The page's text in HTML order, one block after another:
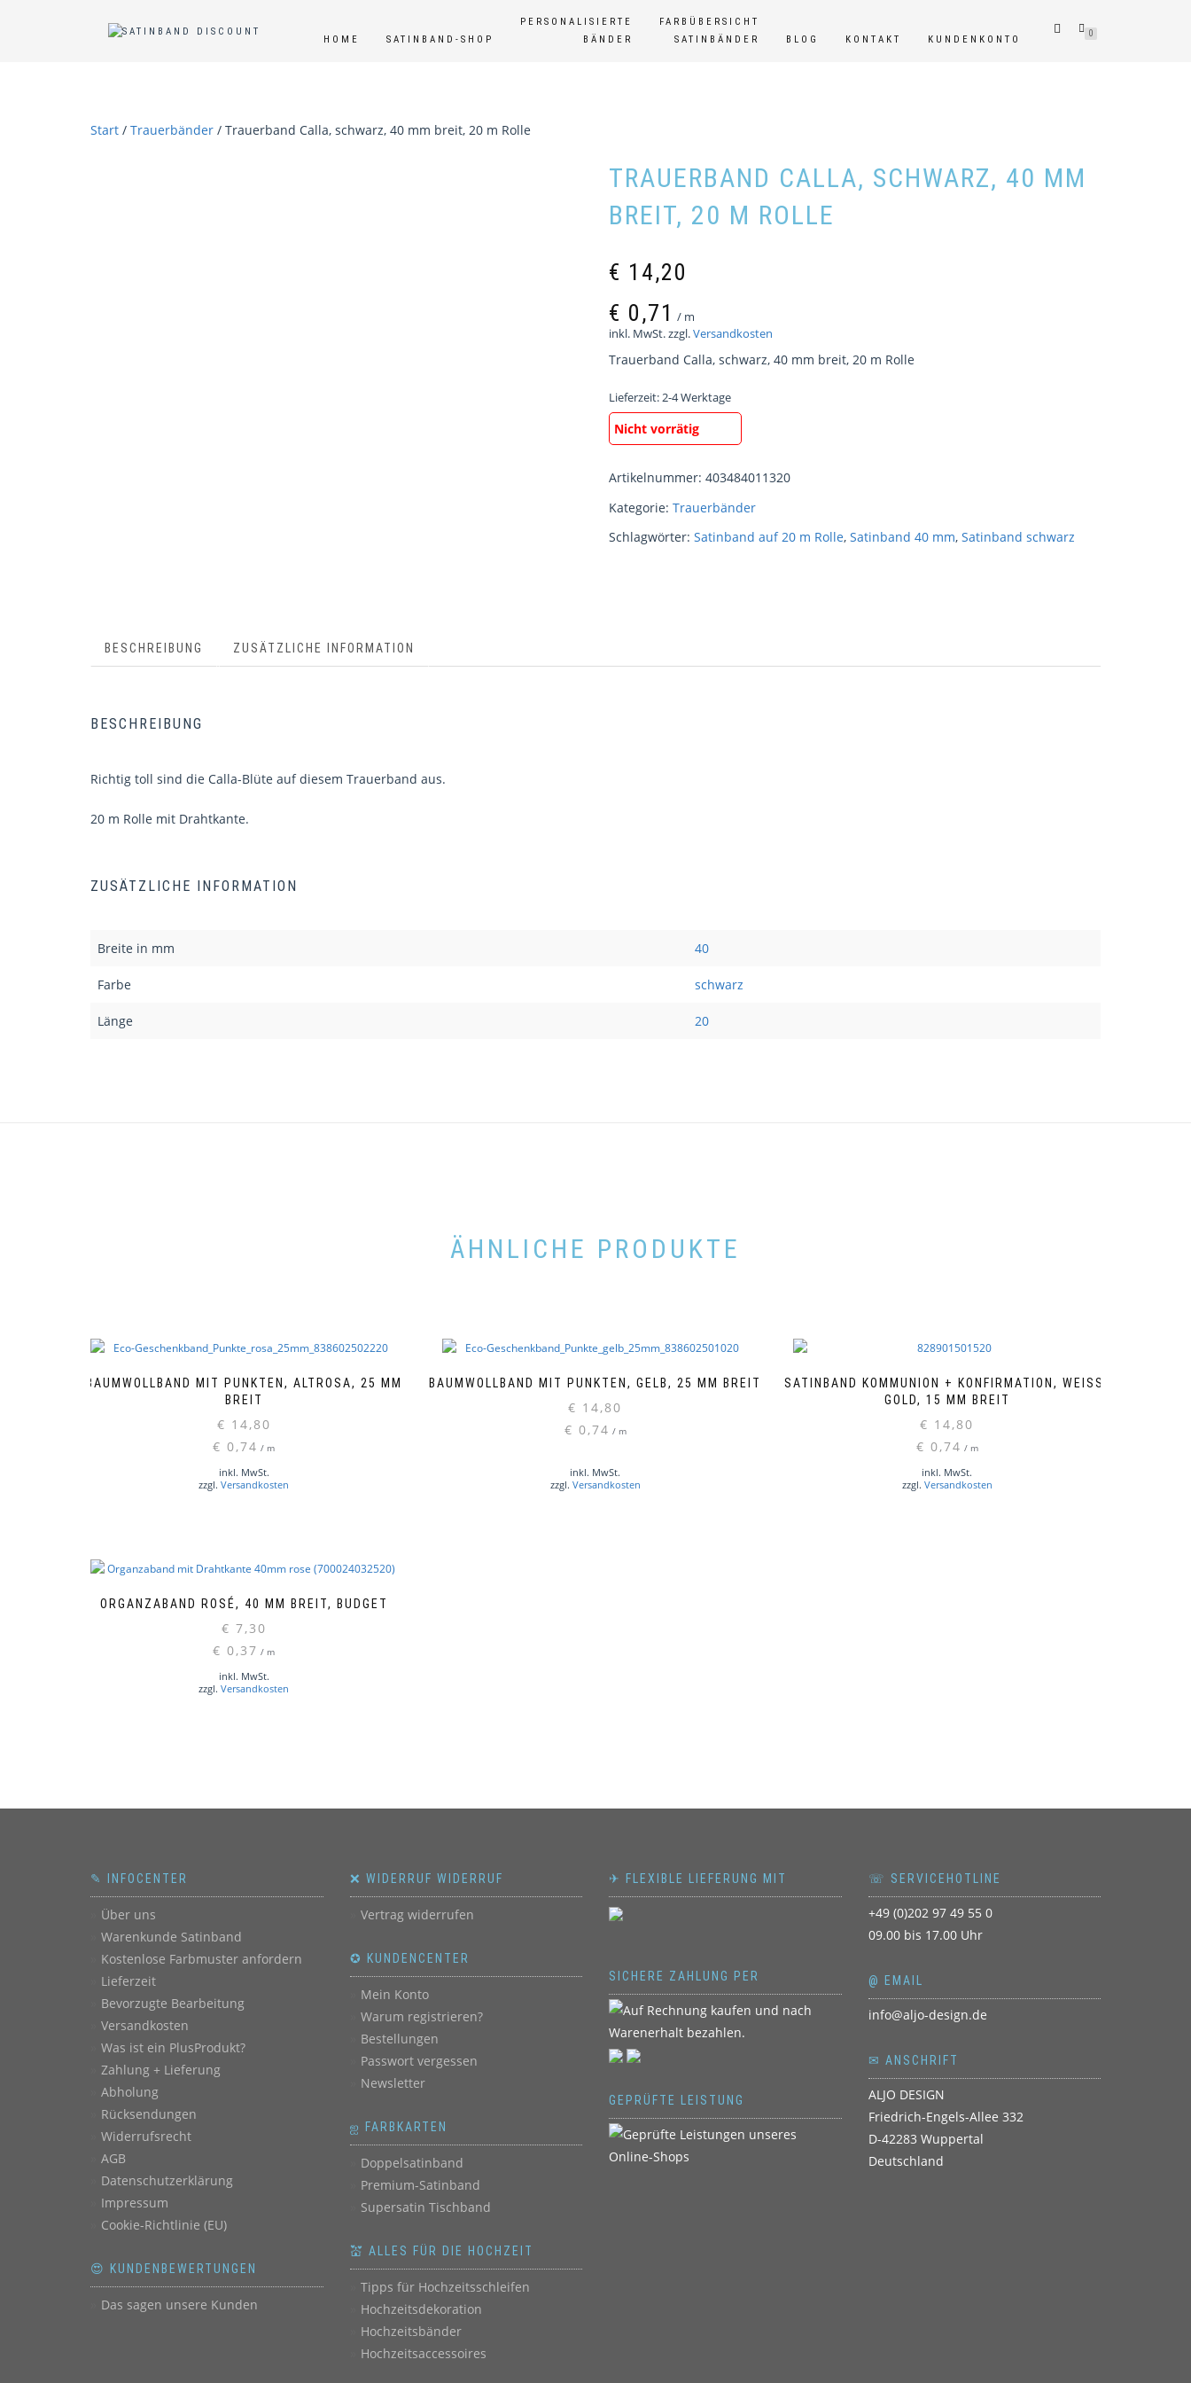
HOME SATINBAND-SHOP
PERSONALISIERTE
BÄNDER
FARBÜBERSICHT
SATINBÄNDER
BLOG KONTAKT KUNDENKONTO
0
Start / Trauerbänder / Trauerband Calla, schwarz, 40 mm breit, 20 m Rolle
TRAUERBAND CALLA, SCHWARZ, 40 MM
BREIT, 20 M ROLLE
€ 14,20
€ 0,71 / m
inkl. MwSt.zzgl.Versandkosten
Trauerband Calla, schwarz, 40 mm breit, 20 m Rolle
Lieferzeit:2-4 Werktage
Nicht vorrätig
Artikelnummer: 403484011320
Kategorie: Trauerbänder
Schlagwörter: Satinband auf 20 m Rolle, Satinband 40 mm, Satinband schwarz
BESCHREIBUNG ZUSÄTZLICHE INFORMATION
BESCHREIBUNG
Richtig toll sind die Calla-Blüte auf diesem Trauerband aus.
20 m Rolle mit Drahtkante.
ZUSÄTZLICHE INFORMATION
Breite in mm 40
Farbe schwarz
Länge 20
ÄHNLICHE PRODUKTE
BAUMWOLLBAND MIT PUNKTEN, ALTROSA, 25 MM
BREIT
€ 14,80
€ 0,74 / m
inkl. MwSt.
zzgl.Versandkosten
BAUMWOLLBAND MIT PUNKTEN, GELB, 25 MM BREIT
€ 14,80
€ 0,74 / m
inkl. MwSt.
zzgl. Versandkosten
SATINBAND KOMMUNION + KONFIRMATION, WEISS-G
OLD, 15 MM BREIT
€ 14,80
€ 0,74 / m
inkl. MwSt.
zzgl. Versandkosten
ORGANZABAND ROSÉ, 40 MM BREIT, BUDGET
€ 7,30
€ 0,37 / m
inkl. MwSt.
zzgl.Versandkosten
✎ INFOCENTER
Über uns
Warenkunde Satinband
Kostenlose Farbmuster anfordern
Lieferzeit
Bevorzugte Bearbeitung
Versandkosten
Was ist ein PlusProdukt?
Zahlung + Lieferung
Abholung
Rücksendungen
Widerrufsrecht
AGB
Datenschutzerklärung
Impressum
Cookie-Richtlinie (EU)
😍 KUNDENBEWERTUNGEN
Das sagen unsere Kunden
❌ WIDERRUF WIDERRUF
Vertrag widerrufen
✪ KUNDENCENTER
Mein Konto
Warum registrieren?
Bestellungen
Passwort vergessen
Newsletter
ஐ FARBKARTEN
Doppelsatinband
Premium-Satinband
Supersatin Tischband
💒 ALLES FÜR DIE HOCHZEIT
Tipps für Hochzeitsschleifen
Hochzeitsdekoration
Hochzeitsbänder
Hochzeitsaccessoires
✈ FLEXIBLE LIEFERUNG MIT
SICHERE ZAHLUNG PER
GEPRÜFTE LEISTUNG
☏ SERVICEHOTLINE
+49 (0)202 97 49 55 0
09.00 bis 17.00 Uhr
@ EMAIL
info@aljo-design.de
✉ ANSCHRIFT
ALJO DESIGN
Friedrich-Engels-Allee 332
D-42283 Wuppertal
Deutschland